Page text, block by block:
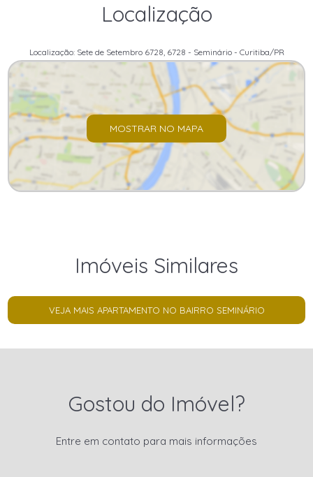
Localização
Localização: Sete de Setembro 6728, 6728 - Seminário - Curitiba/PR
MOSTRAR NO MAPA
Imóveis Similares
VEJA MAIS APARTAMENTO NO BAIRRO SEMINÁRIO
Gostou do Imóvel?
Entre em contato para mais informações